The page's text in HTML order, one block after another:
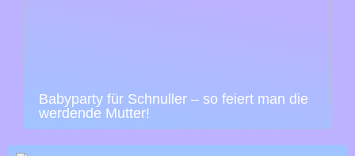
Babyparty für Schnuller – so feiert man die
werdende Mutter!